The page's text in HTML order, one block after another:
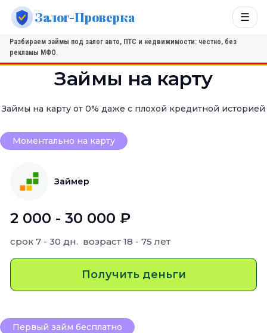
Залог-Проверка ☰
Разбираем займы под залог авто, ПТС и недвижимости: честно, без
рекламы МФО.
Займы на карту
Займы на карту от 0% даже с плохой кредитной историей
Моментально на карту
Займер
2 000 - 30 000 ₽
срок 7 - 30 дн. возраст 18 - 75 лет
Получить деньги
Первый займ бесплатно